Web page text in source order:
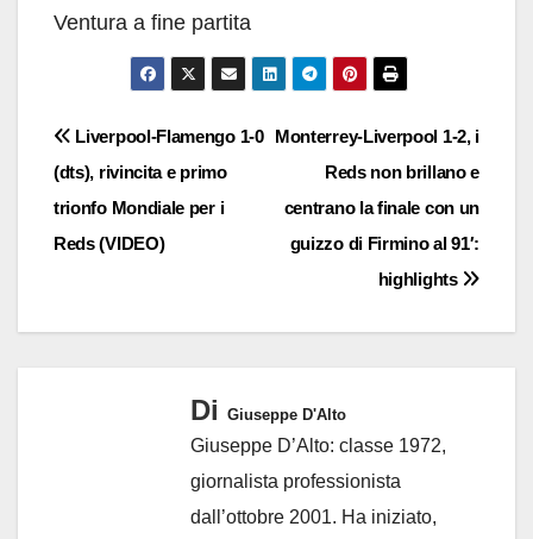
Ventura a fine partita
Navigazione
articoli
Monterrey-Liverpool 1-2, i
Reds non brillano e
centrano la finale con un
guizzo di Firmino al 91′:
highlights
Liverpool-Flamengo 1-0
(dts), rivincita e primo
trionfo Mondiale per i
Reds (VIDEO)
Di Giuseppe D'Alto
Giuseppe D’Alto: classe 1972,
giornalista professionista
dall’ottobre 2001. Ha iniziato,